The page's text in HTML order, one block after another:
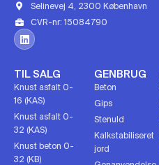
Selinevej 4, 2300 København
CVR-nr: 15084790
TIL SALG
Knust asfalt 0-
16 (KAS)
Knust asfalt 0-
32 (KAS)
Knust beton 0-
32 (KB)
GENBRUG
Beton
Gips
Stenuld
Kalkstabiliseret
jord